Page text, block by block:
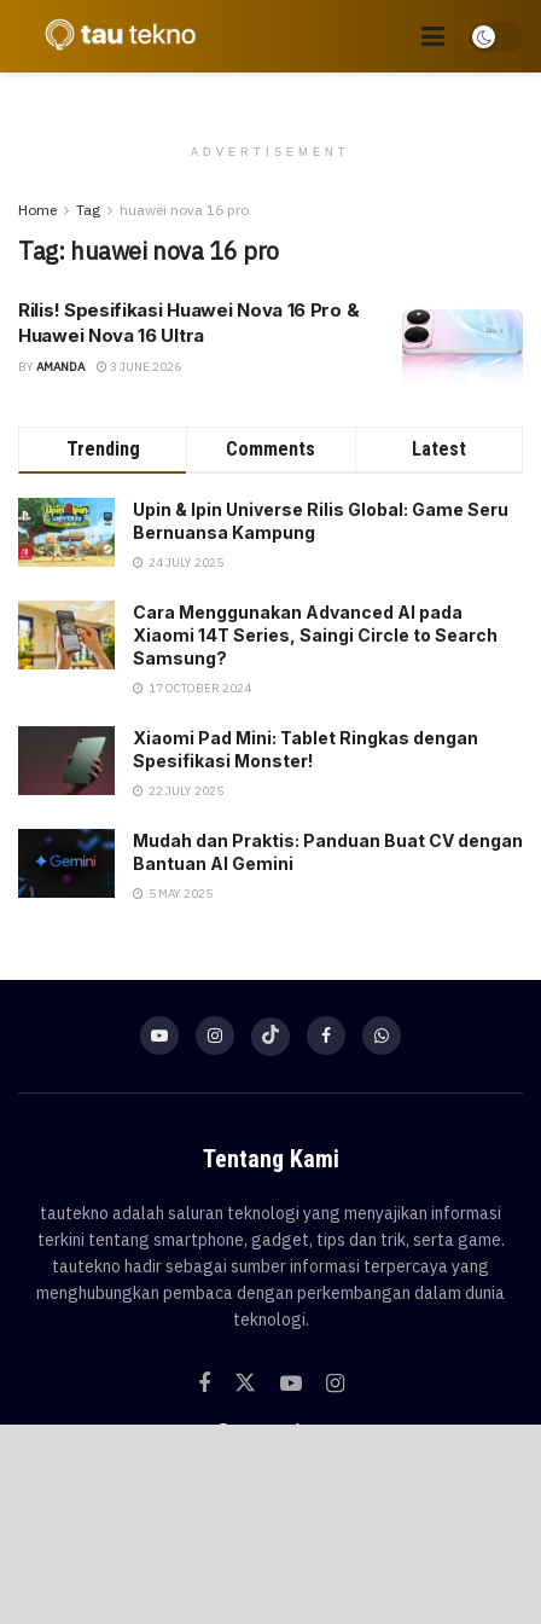
ADVERTISEMENT
Home Tag huawei nova 16 pro
Tag: huawei nova 16 pro
Rilis! Spesifikasi Huawei Nova 16 Pro &
Huawei Nova 16 Ultra
BY AMANDA 3 JUNE 2026
Trending Comments Latest
Upin & Ipin Universe Rilis Global: Game Seru
Bernuansa Kampung
24 JULY 2025
Cara Menggunakan Advanced AI pada
Xiaomi 14T Series, Saingi Circle to Search
Samsung?
17 OCTOBER 2024
Xiaomi Pad Mini: Tablet Ringkas dengan
Spesifikasi Monster!
22 JULY 2025
Mudah dan Praktis: Panduan Buat CV dengan
Bantuan AI Gemini
5 MAY 2025
Tentang Kami
tautekno adalah saluran teknologi yang menyajikan informasi
terkini tentang smartphone, gadget, tips dan trik, serta game.
tautekno hadir sebagai sumber informasi terpercaya yang
menghubungkan pembaca dengan perkembangan dalam dunia
teknologi.
Categories